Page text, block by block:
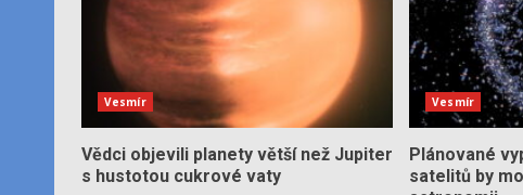
Vesmír
Vědci objevili planety větší než Jupiter
s hustotou cukrové vaty
Vesmír
Plánované
satelitů by